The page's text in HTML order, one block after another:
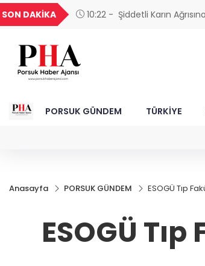
SON DAKİKA
15:46 - Sağlık
GEL
18,2677
16,3788
27,9743
PORSUK GÜNDEM TÜRKİYE
Anasayfa PORSUK GÜNDEM ESOGÜ Tıp
ESOGÜ